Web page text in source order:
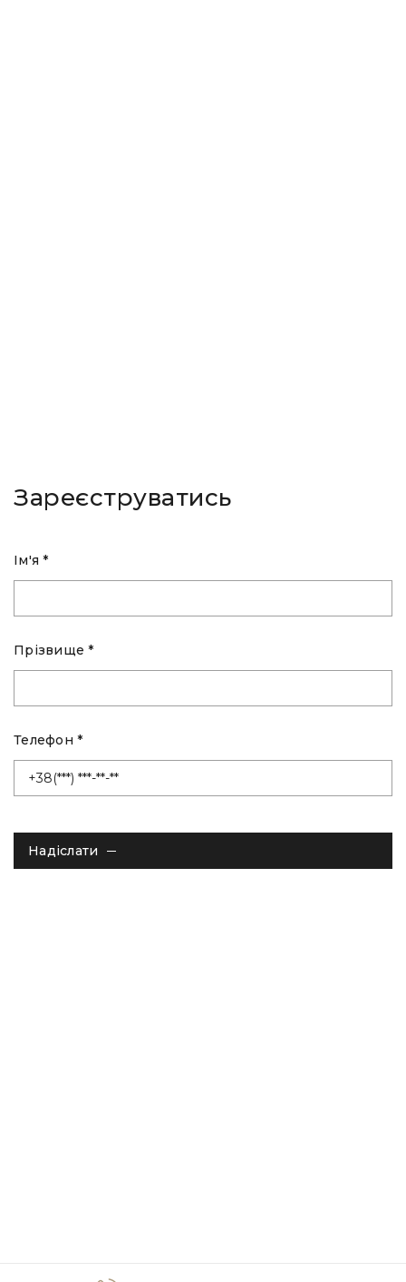
Зареєструватись
Ім'я *
Прізвище *
Телефон *
Надіслати